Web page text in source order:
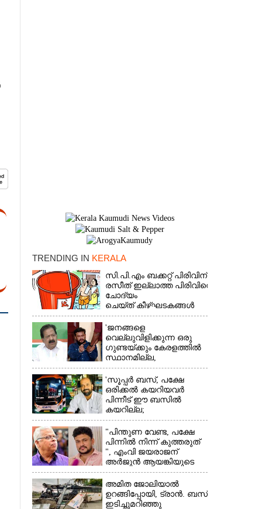
TRENDING IN KERALA
സി.പി.എം ബക്കറ്റ് പിരിവിന്:
രസീത് ഇല്ലാത്ത പിരിവിനെ
ചോദ്യം
ചെയ്ത് കീഴ്ഘടകങ്ങൾ
'ജനങ്ങളെ
വെല്ലുവിളിക്കുന്ന ഒരു
ഗുണ്ടയ്ക്കും കേരളത്തിൽ
സ്ഥാനമില്ല,​
അവരെല്ലാം
പൊലീസിന്റെ
നിരീക്ഷണത്തിലാണ്'
'സൂപ്പർ ബസ്, പക്ഷേ
ഒരിക്കൽ കയറിയവർ
പിന്നീട് ഈ ബസിൽ
കയറില്ല;
കെഎസ്ആർടിസിക്ക്
നഷ്ടം അരലക്ഷം
രൂപയോളം'
"പിന്തുണ വേണ്ട,​ പക്ഷേ
പിന്നിൽ നിന്ന് കുത്തരുത്
", എംവി ജയരാജന്
അർജുൻ ആയങ്കിയുടെ
മറുപടി
അമിത ജോലിയാൽ
ഉറങ്ങിപ്പോയി, ട്രാൻ. ബസ്
ഇടിച്ചുമറിഞ്ഞു
×